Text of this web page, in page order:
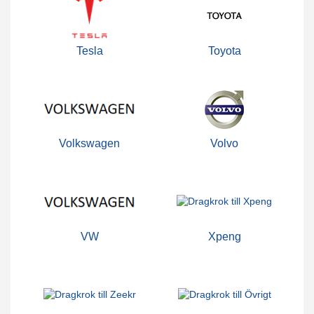
Tesla Toyota
Volkswagen Volvo
VW Xpeng